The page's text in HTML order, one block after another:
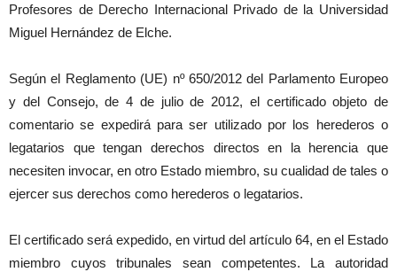
Profesores de Derecho Internacional Privado de la Universidad
Miguel Hernández de Elche.
Según el Reglamento (UE) nº 650/2012 del Parlamento Europeo
y del Consejo, de 4 de julio de 2012, el certificado objeto de
comentario se expedirá para ser utilizado por los herederos o
legatarios que tengan derechos directos en la herencia que
necesiten invocar, en otro Estado miembro, su cualidad de tales o
ejercer sus derechos como herederos o legatarios.
El certificado será expedido, en virtud del artículo 64, en el Estado
miembro cuyos tribunales sean competentes. La autoridad